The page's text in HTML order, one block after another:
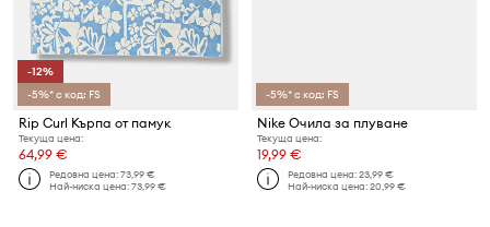
-12%
-5%* с код: FS
Rip Curl Кърпа от памук
Текуща цена:
64,99 €
Редовна цена:73,99 €
Най-ниска цена:73,99 €
-5%* с код: FS
Nike Очила за плуване
Текуща цена:
19,99 €
Редовна цена:23,99 €
Най-ниска цена:20,99 €